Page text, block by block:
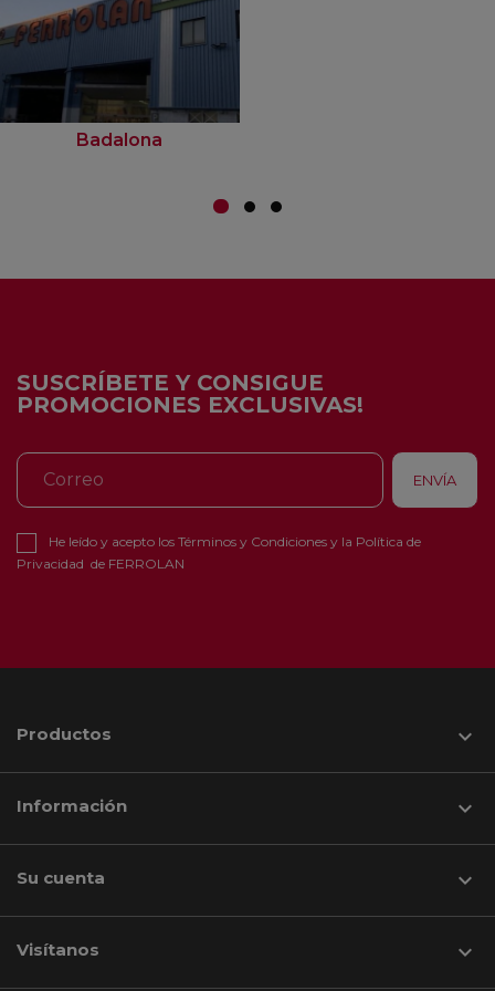
Badalona
SUSCRÍBETE Y CONSIGUE
PROMOCIONES EXCLUSIVAS!
He leído y acepto los Términos y Condiciones y la Política de
Privacidad de FERROLAN
Productos 
Información 
Su cuenta 
Visítanos keyboard_arrow_down